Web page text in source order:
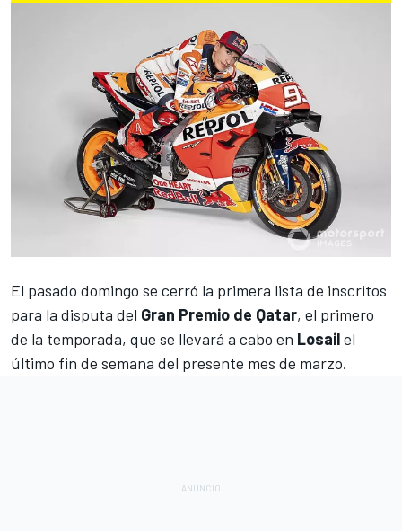
El pasado domingo se cerró la primera lista de inscritos
para la disputa del Gran Premio de Qatar, el primero
de la temporada, que se llevará a cabo en Losailel
último fin de semana del presente mes de marzo.